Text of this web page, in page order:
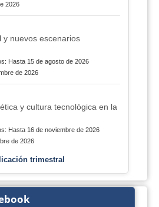
2026
y nuevos escenarios
Hasta 15 de agosto de 2026
de 2026
y cultura tecnológica en la
Hasta 16 de noviembre de 2026
de 2026
trimestral